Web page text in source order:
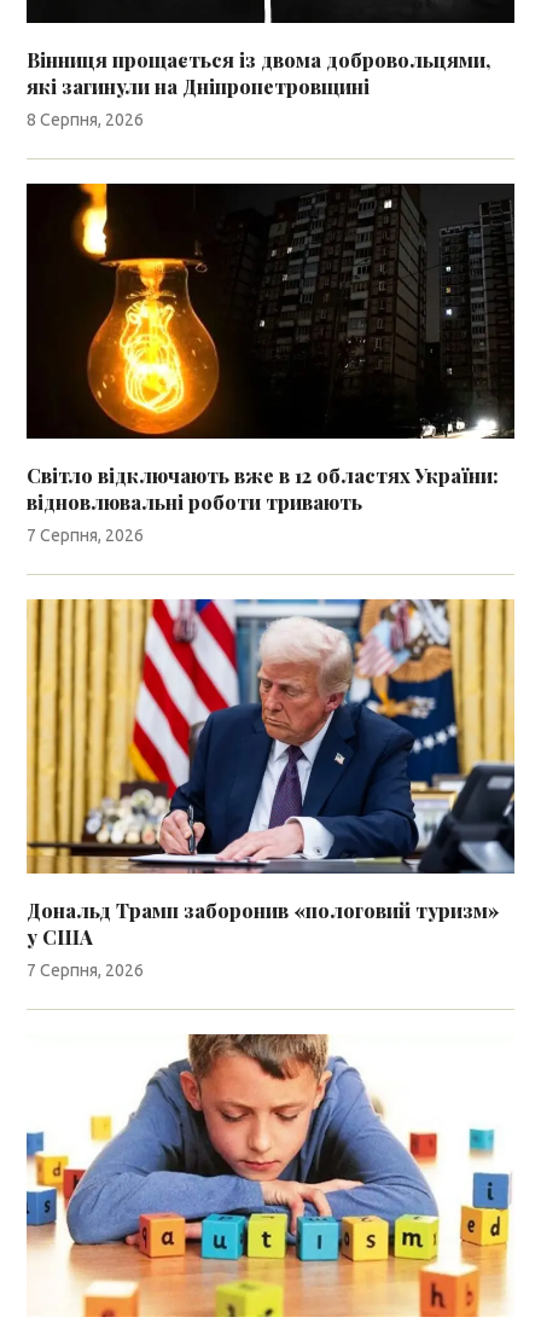
Вінниця прощається із двома добровольцями,
які загинули на Дніпропетровщині
8 Серпня, 2026
Світло відключають вже в 12 областях України:
відновлювальні роботи тривають
7 Серпня, 2026
Дональд Трамп заборонив «пологовий туризм»
у США
7 Серпня, 2026